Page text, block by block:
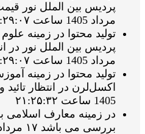
مرداد 1405 ساعت ۲۱:۲۹:۰۷
تولید محتوا در زمینه
مرداد 1405 ساعت ۲۱:۲۹:۰۷
تولید محتوا در زمینه
1405 ساعت ۲۱:۲۵:۳۲
در زمینه معارف اسلامی
بررسی می باشد ۱۷ مرداد 1405 ساعت ۲۰:۵۹:۰۹